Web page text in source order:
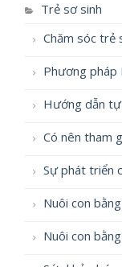
Trẻ sơ sinh
Chăm sóc trẻ
Phương pháp
Hướng dẫn
Có nên tham
Sự phát triển
Nuôi con
Nuôi con